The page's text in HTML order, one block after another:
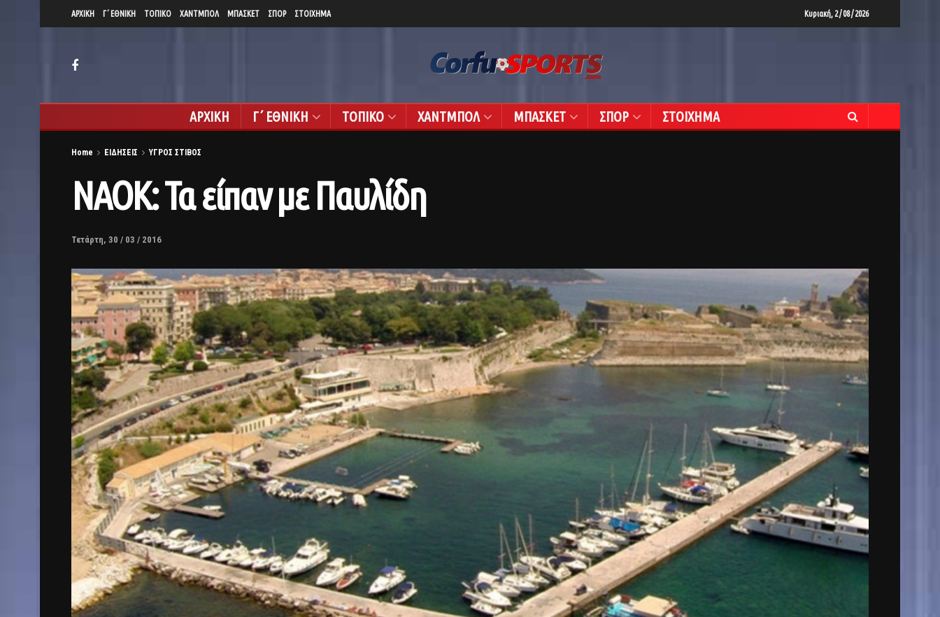
ΑΡΧΙΚΗ Γ΄ ΕΘΝΙΚΗ ΤΟΠΙΚΟ ΧΑΝΤΜΠΟΛ ΜΠΑΣΚΕΤ ΣΠΟΡ ΣΤΟΙΧΗΜΑ Κυριακή, 2 / 08 / 2026
ΑΡΧΙΚΗ Γ΄ ΕΘΝΙΚΗ ΤΟΠΙΚΟ ΧΑΝΤΜΠΟΛ ΜΠΑΣΚΕΤ ΣΠΟΡ ΣΤΟΙΧΗΜΑ
Home ΕΙΔΗΣΕΙΣ ΥΓΡΟΣ ΣΤΙΒΟΣ
ΝΑΟΚ: Τα είπαν με Παυλίδη
Τετάρτη, 30 / 03 / 2016